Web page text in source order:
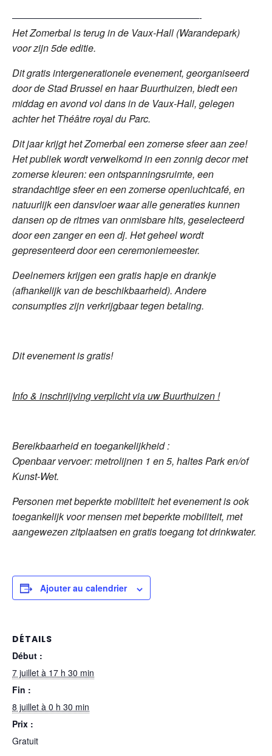
——————————————————————-
Het Zomerbal is terug in de Vaux-Hall (Warandepark)
voor zijn 5de editie.
Dit gratis intergenerationele evenement, georganiseerd
door de Stad Brussel en haar Buurthuizen, biedt een
middag en avond vol dans in de Vaux-Hall, gelegen
achter het Théâtre royal du Parc.
Dit jaar krijgt het Zomerbal een zomerse sfeer aan zee!
Het publiek wordt verwelkomd in een zonnig decor met
zomerse kleuren: een ontspanningsruimte, een
strandachtige sfeer en een zomerse openluchtcafé, en
natuurlijk een dansvloer waar alle generaties kunnen
dansen op de ritmes van onmisbare hits, geselecteerd
door een zanger en een dj. Het geheel wordt
gepresenteerd door een ceremoniemeester.
Deelnemers krijgen een gratis hapje en drankje
(afhankelijk van de beschikbaarheid). Andere
consumpties zijn verkrijgbaar tegen betaling.
Dit evenement is gratis!
Info & inschriijving verplicht via uw Buurthuizen !
Bereikbaarheid en toegankelijkheid :
Openbaar vervoer: metrolijnen 1 en 5, haltes Park en/of
Kunst-Wet.
Personen met beperkte mobiliteit: het evenement is ook
toegankelijk voor mensen met beperkte mobiliteit, met
aangewezen zitplaatsen en gratis toegang tot drinkwater.
Ajouter au calendrier
DÉTAILS
Début :
7 juillet à 17 h 30 min
Fin :
8 juillet à 0 h 30 min
Prix :
Gratuit